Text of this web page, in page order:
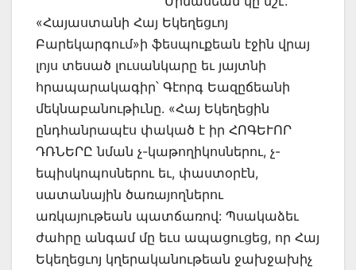
«Հայաստանի Հայ Եկեղեցւոյ
Բարեկարգում»ի ֆեսպուքեան էջին վրայ
լոյս տեսած լուսանկարը եւ յայտնի
հրապարակագիր՝ Գէորգ Եազըճեանի
մեկնաբանութիւնը. «Հայ Եկեղեցին
ընդհանրապէս փակած է իր ՀՈԳԵՒՈՐ
ԴՌՆԵՐԸ նման չ-կաթողիկոսներու, չ-
եպիսկոպոսներու եւ, փաստօրէն,
սատանային ծառայողներու
առկայութեան պատճառով: Պսակաձեւ
ժահրը անգամ մը եւս ապացուցեց, որ Հայ
Եկեղեցւոյ կղերականութեան ջախջախիչ